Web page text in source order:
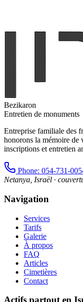
Bezikaron
Entretien de monuments
Entreprise familiale des
honorons la mémoire de
inscriptions et entretien
Phone: 054-731-
Netanya, Israël ·
Navigation
Services
Tarifs
Galerie
À propos
FAQ
Articles
Cimetières
Contact